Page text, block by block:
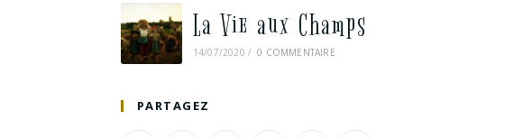
La Vie aux Champs
14/07/2020 / 0 COMMENTAIRE
PARTAGEZ